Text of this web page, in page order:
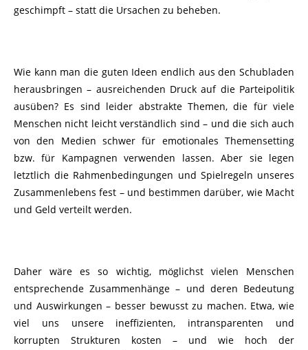
geschimpft – statt die Ursachen zu beheben.
Wie kann man die guten Ideen endlich aus den Schubladen
herausbringen – ausreichenden Druck auf die Parteipolitik
ausüben? Es sind leider abstrakte Themen, die für viele
Menschen nicht leicht verständlich sind – und die sich auch
von den Medien schwer für emotionales Themensetting
bzw. für Kampagnen verwenden lassen. Aber sie legen
letztlich die Rahmenbedingungen und Spielregeln unseres
Zusammenlebens fest – und bestimmen darüber, wie Macht
und Geld verteilt werden.
Daher wäre es so wichtig, möglichst vielen Menschen
entsprechende Zusammenhänge – und deren Bedeutung
und Auswirkungen – besser bewusst zu machen. Etwa, wie
viel uns unsere ineffizienten, intransparenten und
korrupten Strukturen kosten – und wie hoch der